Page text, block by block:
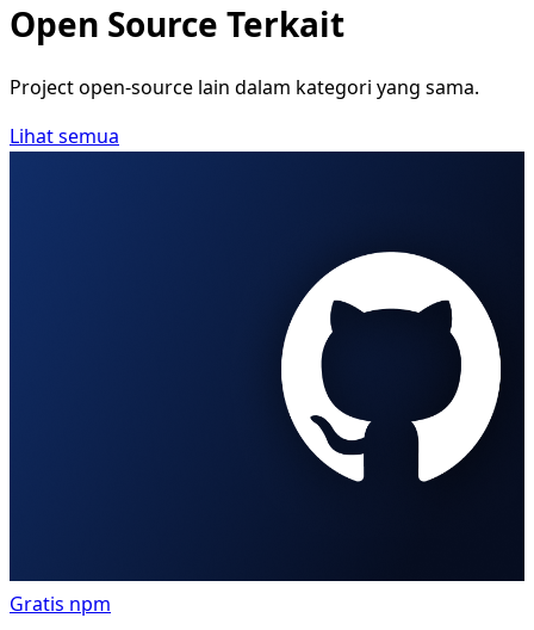
Open Source Terkait
Project open-source lain dalam kategori yang sama.
Lihat semua
Gratis npm